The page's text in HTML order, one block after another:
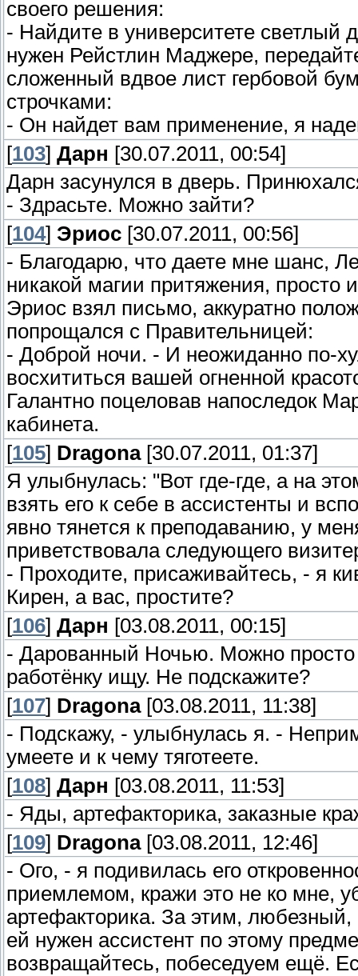
своего решения:
- Найдите в университете
нужен Рейстлин Маджере,
сложенный вдвое лист гербовой
строчками:
- Он найдет вам применение, я
[103] Дарн [30.07.2011, 00:54]
Дарн засунулся в дверь.
- Здрасьте. Можно зайти?
[104] Эриос [30.07.2011, 00:56]
- Благодарю, что даете мне шанс,
никакой магии притяжения, просто
Эриос взял письмо, аккуратно
попрощался с Правительницей:
- Доброй ночи. - И неожиданно по-
восхититься вашей огненной
Галантно поцеловав напоследок
кабинета.
[105] Dragona[30.07.2011, 01:37]
Я улыбнулась: "Вот где-где, а на
взять его к себе в ассистенты и
явно тянется к преподаванию, у
приветствовала следующего
- Проходите, присаживайтесь, - я
Кирен, а вас, простите?
[106] Дарн [03.08.2011, 00:15]
- Дарованный Ночью. Можно
работёнку ищу. Не подскажите?
[107] Dragona[03.08.2011, 11:38]
- Подскажу, - улыбнулась я. -
умеете и к чему тяготеете.
[108] Дарн [03.08.2011, 11:53]
- Яды, артефакторика, заказные
[109] Dragona[03.08.2011, 12:46]
- Ого, - я подивилась его
приемлемом, кражи это не ко мне,
артефакторика. За этим,
ей нужен ассистент по этому
возвращайтесь, побеседуем ещё.